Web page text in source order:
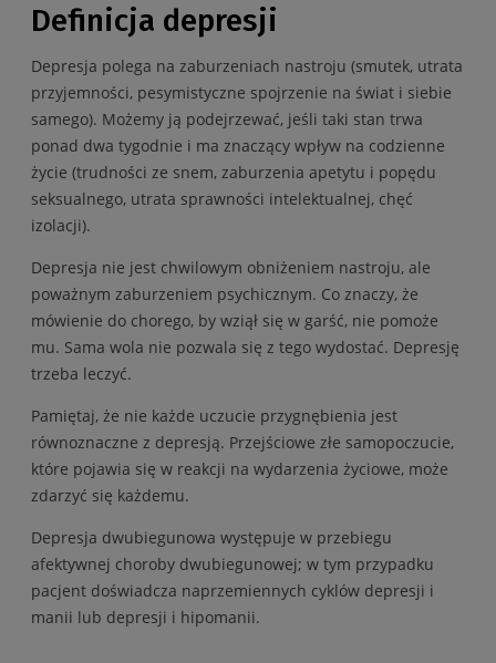
Definicja depresji
Depresja polega na zaburzeniach nastroju (smutek, utrata
przyjemności, pesymistyczne spojrzenie na świat i siebie
samego). Możemy ją podejrzewać, jeśli taki stan trwa
ponad dwa tygodnie i ma znaczący wpływ na codzienne
życie (trudności ze snem, zaburzenia apetytu i popędu
seksualnego, utrata sprawności intelektualnej, chęć
izolacji).
Depresja nie jest chwilowym obniżeniem nastroju, ale
poważnym zaburzeniem psychicznym. Co znaczy, że
mówienie do chorego, by wziął się w garść, nie pomoże
mu. Sama wola nie pozwala się z tego wydostać. Depresję
trzeba leczyć.
Pamiętaj, że nie każde uczucie przygnębienia jest
równoznaczne z depresją. Przejściowe złe samopoczucie,
które pojawia się w reakcji na wydarzenia życiowe, może
zdarzyć się każdemu.
Depresja dwubiegunowa występuje w przebiegu
afektywnej choroby dwubiegunowej; w tym przypadku
pacjent doświadcza naprzemiennych cyklów depresji i
manii lub depresji i hipomanii.